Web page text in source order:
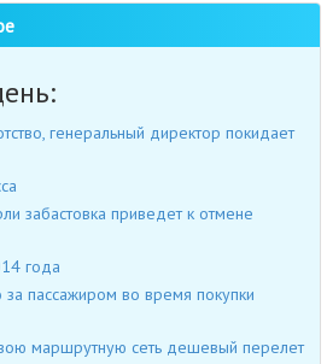
генеральный директор покидает
забастовка приведет к отмене
года
за пассажиром во время покупки
маршрутную сеть дешевый перелет